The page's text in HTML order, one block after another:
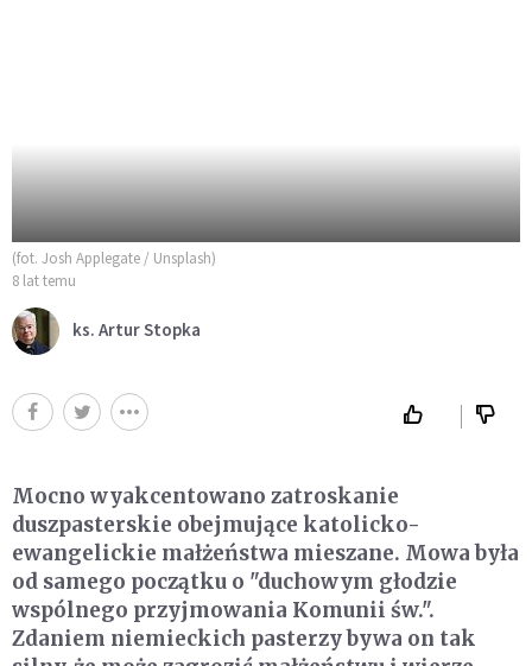
(fot. Josh Applegate / Unsplash)
8 lat temu
ks. Artur Stopka
Mocno wyakcentowano zatroskanie
duszpasterskie obejmujące katolicko-
ewangelickie małżeństwa mieszane. Mowa była
od samego początku o "duchowym głodzie
wspólnego przyjmowania Komunii św.".
Zdaniem niemieckich pasterzy bywa on tak